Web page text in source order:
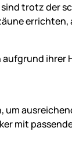
trotz der
ihrer
um
mit